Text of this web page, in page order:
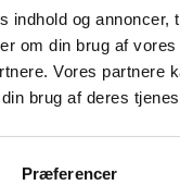
indhold og
om din brug af
Vores partnere
brug af deres
Præferencer